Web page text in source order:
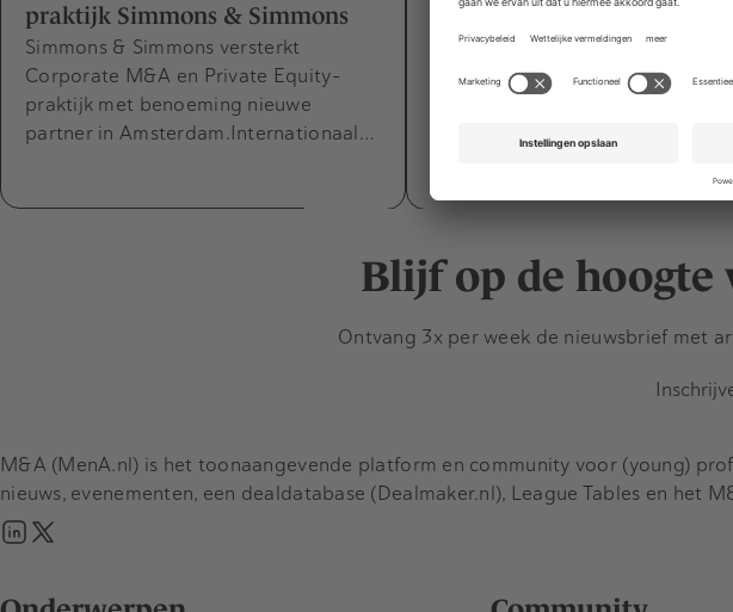
praktijk Simmons & Simmons
Simmons & Simmons versterkt
Corporate M&A en Private Equity-
praktijk met benoeming nieuwe
partner in Amsterdam.Internationaal…
Capabel met private equity-
expertise
CFO Capabel, specialist in
per 1 augustus Désirée van Boxtel
Blijf op de hoogte
Ontvang 3x per week de nieuwsbrief met
M&A (MenA.nl) is het toonaangevende platform en community voor (young)
nieuws, evenementen, een dealdatabase (Dealmaker.nl), League Tables en het